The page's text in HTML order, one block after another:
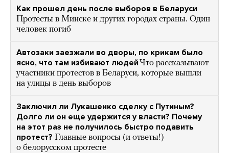
Как прошел день после выборов в Беларуси
Протесты в Минске и других городах страны. Один
человек погиб
Автозаки заезжали во дворы, по крикам было
ясно, что там избивают людейЧто рассказывают
участники протестов в Беларуси, которые вышли
на улицы в день выборов
Заключил ли Лукашенко сделку с Путиным?
Долго ли он еще удержится у власти? Почему
на этот раз не получилось быстро подавить
протест? Главные вопросы (и ответы!)
о белорусском протесте